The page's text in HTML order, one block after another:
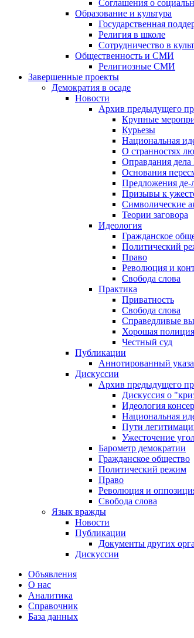
Соглашения о
Образование и культура
Государственная
Религия в школе
Сотрудничество в
Общественность и СМИ
Религиозные СМИ
Завершенные проекты
Демократия в осаде
Новости
Архив предыдущего
Крупные
Курьезы
Национальная
О странностях
Оправдания
Основания
Предложения де-
Призывы к
Символические
Теории заговора
Идеология
Гражданское
Политический
Право
Революция и
Свобода слова
Практика
Приватность
Свобода слова
Справедливые
Хорошая полиция
Честный суд
Публикации
Аннотированный
Дискуссии
Архив предыдущего
Дискуссия о
Идеология
Национальная
Пути
Ужесточение
Барометр демократии
Гражданское общество
Политический режим
Право
Революция и
Свобода слова
Язык вражды
Новости
Публикации
Документы других
Дискуссии
Объявления
О нас
Аналитика
Справочник
База данных